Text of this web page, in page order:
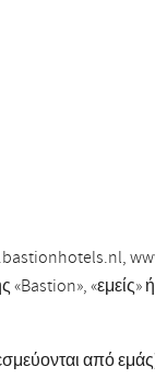
«εμείς»
από